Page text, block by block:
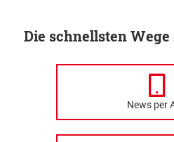
Die schnellsten
News per